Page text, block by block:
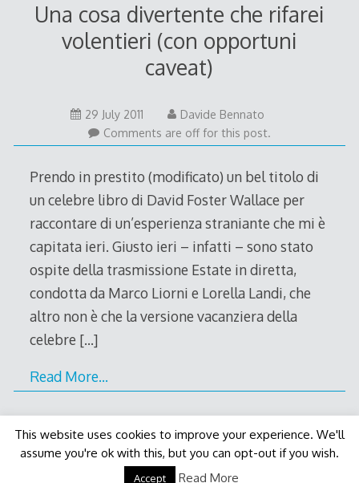
Una cosa divertente che rifarei
volentieri (con opportuni
caveat)
29 July 201129
July
2011
Davide Bennato
Comments are off for this post.
Prendo in prestito (modificato) un bel titolo di
un celebre libro di David Foster Wallace per
raccontare di un’esperienza straniante che mi è
capitata ieri. Giusto ieri – infatti – sono stato
ospite della trasmissione Estate in diretta,
condotta da Marco Liorni e Lorella Landi, che
altro non è che la versione vacanziera della
celebre […]
Read More…
Decode Themeby Macho Themes
This website uses cookies to improve your experience. We'll
assume you're ok with this, but you can opt-out if you wish.
Accept Read More